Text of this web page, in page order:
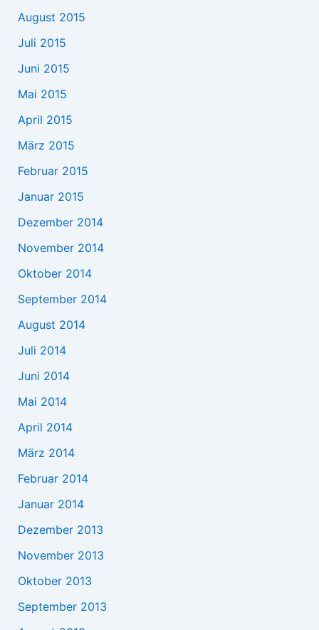
August 2015
Juli 2015
Juni 2015
Mai 2015
April 2015
März 2015
Februar 2015
Januar 2015
Dezember 2014
November 2014
Oktober 2014
September 2014
August 2014
Juli 2014
Juni 2014
Mai 2014
April 2014
März 2014
Februar 2014
Januar 2014
Dezember 2013
November 2013
Oktober 2013
September 2013